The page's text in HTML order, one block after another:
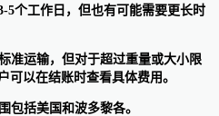
5个工作日，但也有可能需要更长时
准运输，但对于超过重量或大小限
可以在结账时查看具体费用。
包括美国和波多黎各。